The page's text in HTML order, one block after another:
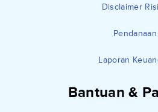
Disclaimer
Pendanaan
Laporan
Bantuan &